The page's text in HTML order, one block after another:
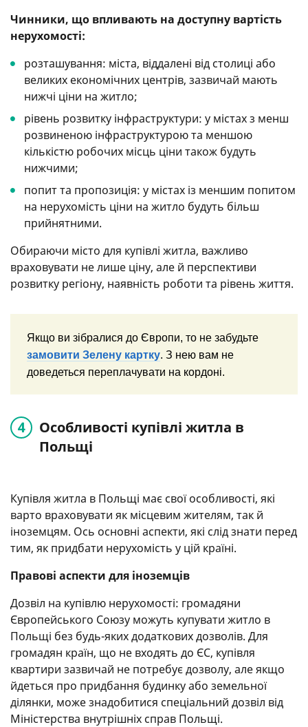
Чинники, що впливають на доступну вартість
нерухомості:
розташування: міста, віддалені від столиці або
великих економічних центрів, зазвичай мають
нижчі ціни на житло;
рівень розвитку інфраструктури: у містах з менш
розвиненою інфраструктурою та меншою
кількістю робочих місць ціни також будуть
нижчими;
попит та пропозиція: у містах із меншим попитом
на нерухомість ціни на житло будуть більш
прийнятними.
Обираючи місто для купівлі житла, важливо
враховувати не лише ціну, але й перспективи
розвитку регіону, наявність роботи та рівень життя.
Якщо ви зібралися до Європи, то не забудьте
замовити Зелену картку. З нею вам не
доведеться переплачувати на кордоні.
Особливості купівлі житла в
Польщі
Купівля житла в Польщі має свої особливості, які
варто враховувати як місцевим жителям, так й
іноземцям. Ось основні аспекти, які слід знати перед
тим, як придбати нерухомість у цій країні.
Правові аспекти для іноземців
Дозвіл на купівлю нерухомості: громадяни
Європейського Союзу можуть купувати житло в
Польщі без будь-яких додаткових дозволів. Для
громадян країн, що не входять до ЄС, купівля
квартири зазвичай не потребує дозволу, але якщо
йдеться про придбання будинку або земельної
ділянки, може знадобитися спеціальний дозвіл від
Міністерства внутрішніх справ Польщі.